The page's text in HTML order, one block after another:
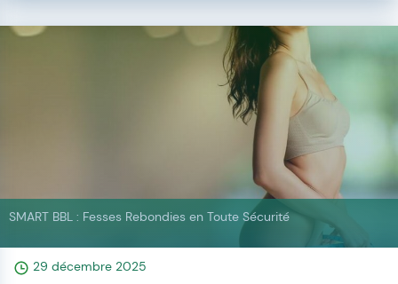
29 décembre 2025
SMART BBL : Fesses Rebondies en Toute Sécurité